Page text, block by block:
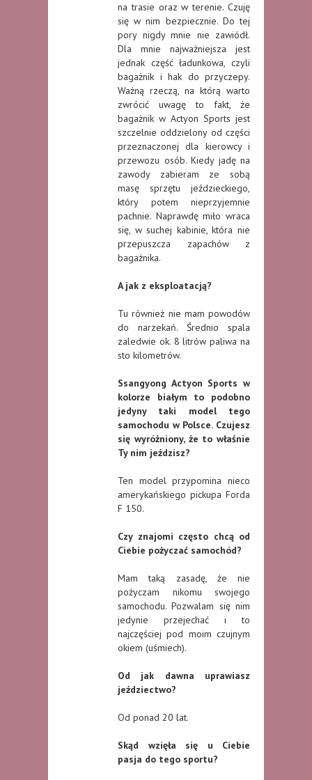
na trasie oraz w terenie. Czuję
się w nim bezpiecznie. Do tej
pory nigdy mnie nie zawiódł.
Dla mnie najważniejsza jest
jednak część ładunkowa, czyli
bagażnik i hak do przyczepy.
Ważną rzeczą, na którą warto
zwrócić uwagę to fakt, że
bagażnik w Actyon Sports jest
szczelnie oddzielony od części
przeznaczonej dla kierowcy i
przewozu osób. Kiedy jadę na
zawody zabieram ze sobą
masę sprzętu jeździeckiego,
który potem nieprzyjemnie
pachnie. Naprawdę miło wraca
się, w suchej kabinie, która nie
przepuszcza zapachów z
bagażnika.
A jak z eksploatacją?
Tu również nie mam powodów
do narzekań. Średnio spala
zaledwie ok. 8 litrów paliwa na
sto kilometrów.
Ssangyong Actyon Sports w
kolorze białym to podobno
jedyny taki model tego
samochodu w Polsce. Czujesz
się wyróżniony, że to właśnie
Ty nim jeździsz?
Ten model przypomina nieco
amerykańskiego pickupa Forda
F 150.
Czy znajomi często chcą od
Ciebie pożyczać samochód?
Mam taką zasadę, że nie
pożyczam nikomu swojego
samochodu. Pozwalam się nim
jedynie przejechać i to
najczęściej pod moim czujnym
okiem (uśmiech).
Od jak dawna uprawiasz
jeździectwo?
Od ponad 20 lat.
Skąd wzięła się u Ciebie
pasja do tego sportu?